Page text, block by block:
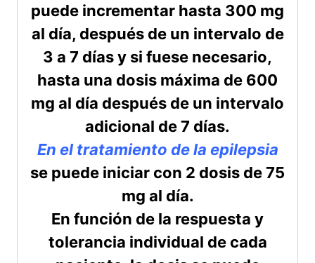
puede incrementar hasta 300 mg
al día, después de un intervalo de
3 a 7 días y si fuese necesario,
hasta una dosis máxima de 600
mg al día después de un intervalo
adicional de 7 días.
En el tratamiento de la epilepsia
se puede iniciar con 2 dosis de 75
mg al día.
En función de la respuesta y
tolerancia individual de cada